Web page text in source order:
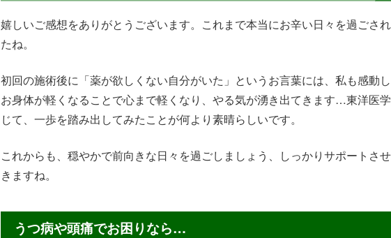
嬉しいご感想をありがとうございます。これまで本当にお辛い日々を過ごさ
たね。
初回の施術後に「薬が欲しくない自分がいた」というお言葉には、私も感動し
お身体が軽くなることで心まで軽くなり、やる気が湧き出てきます…東洋医
じて、一歩を踏み出してみたことが何より素晴らしいです。
これからも、穏やかで前向きな日々を過ごしましょう、しっかりサポートさ
きますね。
うつ病や頭痛でお困りなら…